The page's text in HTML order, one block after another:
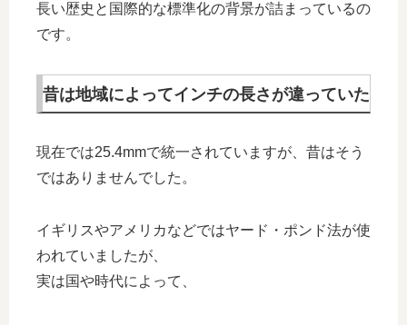
長い歴史と国際的な標準化の背景が詰まっているの
です。
昔は地域によってインチの長さが違っていた
現在では25.4mmで統一されていますが、昔はそう
ではありませんでした。
イギリスやアメリカなどではヤード・ポンド法が使
われていましたが、
実は国や時代によって、